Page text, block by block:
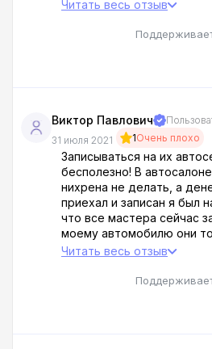
Документация не
Читать весь отзыв
Виктор Павлович
31 июля 2021
1Очень плохо
Записываться на их
бесполезно! В
нихрена не делать, а
приехал и записан я был
что все мастера сейчас
моему автомобилю они
ждал! Короче масло
пунктуальность хромает!
Читать весь отзыв